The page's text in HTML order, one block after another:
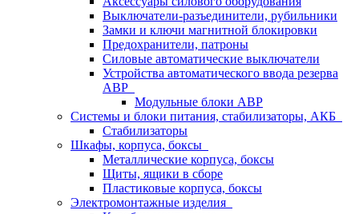
Выключатели-разъединители, рубильники
Замки и ключи магнитной блокировки
Предохранители, патроны
Силовые автоматические выключатели
Устройства автоматического ввода резерва
АВР
Модульные блоки АВР
Системы и блоки питания, стабилизаторы, АКБ
Стабилизаторы
Шкафы, корпуса, боксы
Металлические корпуса, боксы
Щиты, ящики в сборе
Пластиковые корпуса, боксы
Электромонтажные изделия